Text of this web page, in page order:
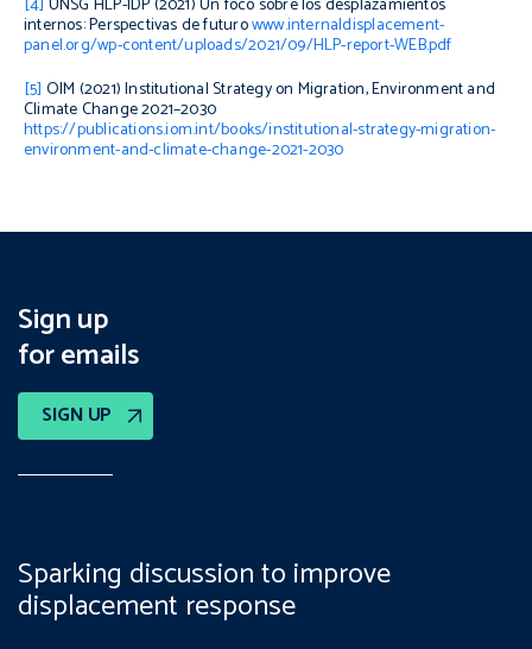
internos: Perspectivas de futurowww.internaldisplacement-
panel.org/wp-content/uploads/2021/09/HLP-report-WEB.pdf
[5] OIM (2021)Institutional Strategy on Migration, Environment and
Climate Change 2021–2030
https://publications.iom.int/books/institutional-strategy-migration-
environment-and-climate-change-2021-2030
Sign up
for emails
SIGN UP
Sparking discussion to improve
displacement response